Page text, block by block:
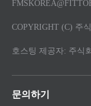
COPYRIGHT (C) 주
호스팅 제공자: 주식
문의하기